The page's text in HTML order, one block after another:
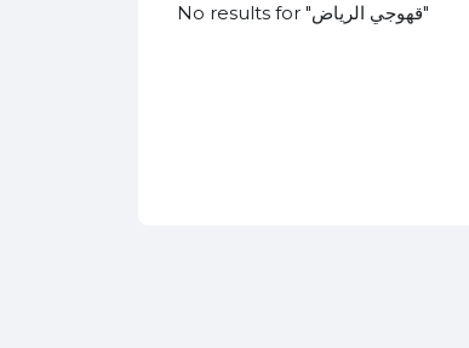
No results for "قهوجي الرياض"